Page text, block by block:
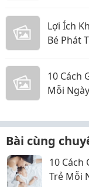
Lợi Ích
Bé Phát
10 Cách
Mỗi Ngày
Bài cùng
10 Cách
Trẻ Mỗi